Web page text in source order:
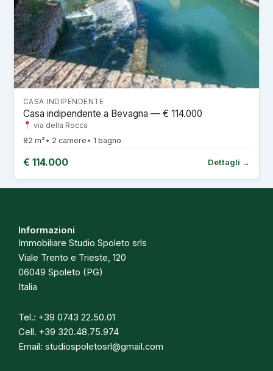
CASA INDIPENDENTE
Casa indipendente a Bevagna — € 114.000
via della Rocca
82 m²
2 camere 1 bagno
€ 114.000 Dettagli →
Informazioni
Immobiliare Studio Spoleto srls
Viale Trento e Trieste, 120
06049 Spoleto (PG)
Italia
Tel.: +39 0743 22.50.01
Cell. +39 320.48.75.974
Email: studiospoletosrl@gmail.com